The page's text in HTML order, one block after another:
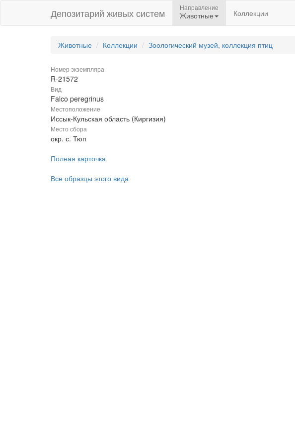
Депозитарий живых систем Направление
Животные Коллекции
Животные Коллекции Зоологический музей, коллекция птиц
Номер экземпляра
R-21572
Вид
Falco peregrinus
Местоположение
Иссык-Кульская область (Киргизия)
Место сбора
окр. с. Тюп
Полная карточка
Все образцы этого вида